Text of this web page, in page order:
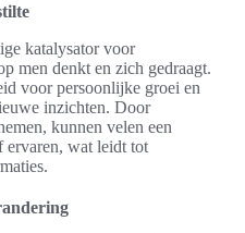
katalysator voor
men denkt en zich gedraagt.
voor persoonlijke groei en
inzichten. Door
kunnen velen een
ervaren, wat leidt tot